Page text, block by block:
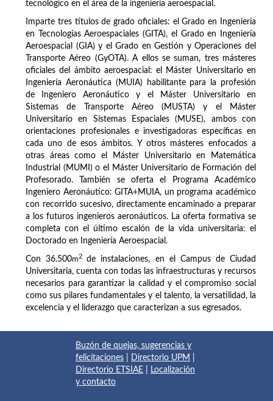
tecnológico en el área de la ingeniería aeroespacial.
Imparte tres títulos de grado oficiales: el Grado en Ingeniería
en Tecnologías Aeroespaciales (GITA), el Grado en Ingeniería
Aeroespacial (GIA) y el Grado en Gestión y Operaciones del
Transporte Aéreo (GyOTA). A ellos se suman, tres másteres
oficiales del ámbito aeroespacial: el Máster Universitario en
Ingeniería Aeronáutica (MUIA) habilitante para la profesión
de Ingeniero Aeronáutico y el Máster Universitario en
Sistemas de Transporte Aéreo (MUSTA) y el Máster
Universitario en Sistemas Espaciales (MUSE), ambos con
orientaciones profesionales e investigadoras específicas en
cada uno de esos ámbitos. Y otros másteres enfocados a
otras áreas como el Máster Universitario en Matemática
Industrial (MUMI) o el Máster Universitario de Formación del
Profesorado. También se oferta el Programa Académico
Ingeniero Aeronáutico: GITA+MUIA, un programa académico
con recorrido sucesivo, directamente encaminado a preparar
a los futuros ingenieros aeronáuticos. La oferta formativa se
completa con el último escalón de la vida universitaria: el
Doctorado en Ingeniería Aeroespacial.
Con 36.500m2
de instalaciones, en el Campus de Ciudad
Universitaria, cuenta con todas las infraestructuras y recursos
necesarios para garantizar la calidad y el compromiso social
como sus pilares fundamentales y el talento, la versatilidad, la
excelencia y el liderazgo que caracterizan a sus egresados.
Buzón de quejas, sugerencias y
felicitaciones
Directorio UPM
Directorio ETSIAE
Localización
y contacto